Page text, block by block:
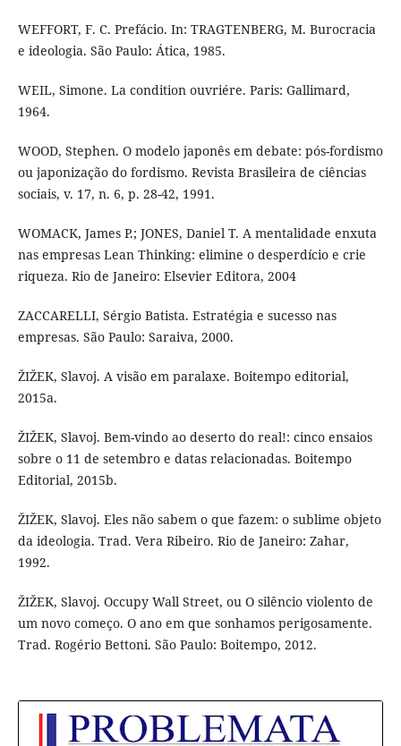
WEFFORT, F. C. Prefácio. In: TRAGTENBERG, M. Burocracia
e ideologia. São Paulo: Ática, 1985.
WEIL, Simone. La condition ouvriére. Paris: Gallimard,
1964.
WOOD, Stephen. O modelo japonês em debate: pós-fordismo
ou japonização do fordismo. Revista Brasileira de ciências
sociais, v. 17, n. 6, p. 28-42, 1991.
WOMACK, James P.; JONES, Daniel T. A mentalidade enxuta
nas empresas Lean Thinking: elimine o desperdício e crie
riqueza. Rio de Janeiro: Elsevier Editora, 2004
ZACCARELLI, Sérgio Batista. Estratégia e sucesso nas
empresas. São Paulo: Saraiva, 2000.
ŽIŽEK, Slavoj. A visão em paralaxe. Boitempo editorial,
2015a.
ŽIŽEK, Slavoj. Bem-vindo ao deserto do real!: cinco ensaios
sobre o 11 de setembro e datas relacionadas. Boitempo
Editorial, 2015b.
ŽIŽEK, Slavoj. Eles não sabem o que fazem: o sublime objeto
da ideologia. Trad. Vera Ribeiro. Rio de Janeiro: Zahar,
1992.
ŽIŽEK, Slavoj. Occupy Wall Street, ou O silêncio violento de
um novo começo. O ano em que sonhamos perigosamente.
Trad. Rogério Bettoni. São Paulo: Boitempo, 2012.